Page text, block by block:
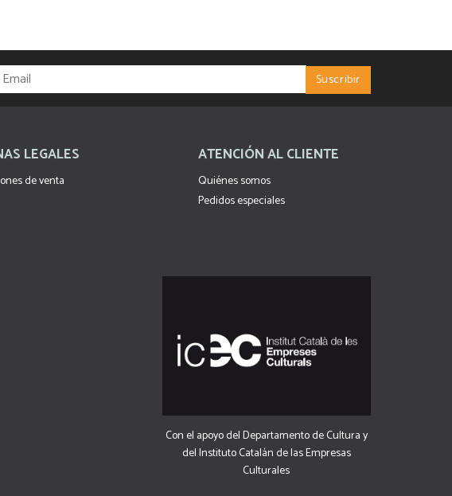
LEGALES
de venta
ATENCIÓN AL CLIENTE
Quiénes somos
Pedidos especiales
Con el apoyo del Departamento de Cultura y
del Instituto Catalán de las Empresas
Culturales